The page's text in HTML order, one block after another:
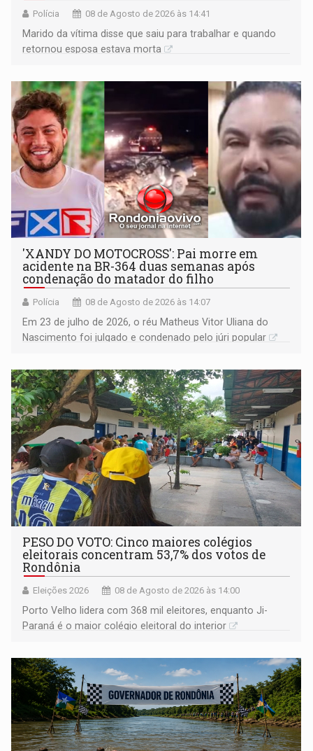
Polícia 08 de Agosto de 2026 às 14:41
Marido da vítima disse que saiu para trabalhar e quando
retornou esposa estava morta
'XANDY DO MOTOCROSS': Pai morre em
acidente na BR-364 duas semanas após
condenação do matador do filho
Polícia 08 de Agosto de 2026 às 14:07
Em 23 de julho de 2026, o réu Matheus Vitor Uliana do
Nascimento foi julgado e condenado pelo júri popular
PESO DO VOTO: Cinco maiores colégios
eleitorais concentram 53,7% dos votos de
Rondônia
Eleições 2026 08 de Agosto de 2026 às 14:00
Porto Velho lidera com 368 mil eleitores, enquanto Ji-
Paraná é o maior colégio eleitoral do interior